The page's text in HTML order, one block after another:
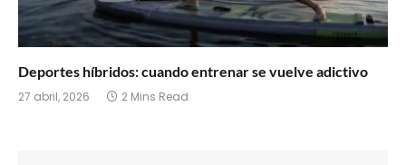
Deportes híbridos: cuando entrenar se vuelve adictivo
27 abril, 2026 2 Mins Read